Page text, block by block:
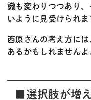
識も変わりつつあり
いように見受けられま
西原さんの考え方に
あるかもしれませんよ
■選択肢が増